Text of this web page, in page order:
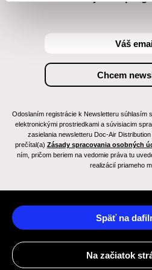
Odoslaním registrácie k Newsletteru súhlasím
elektronickými prostriedkami a súvisiacim
zasielania newsletteru Doc-Air
prečítal(a) Zásady spracovania osobných
ním, pričom beriem na vedomie práva tu
realizácií priameho
Späť na
Na začiatok